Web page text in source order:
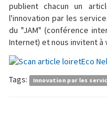
publient chacun un
l'innovation par les
du "JAM" (conférence
Internet) et nous invitent à
Tags: Innovation par les